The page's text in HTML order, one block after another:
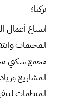
تركيا؛
اتساع أعمال
المخيمات
مجمع سكني
المشاريع
المنظمات